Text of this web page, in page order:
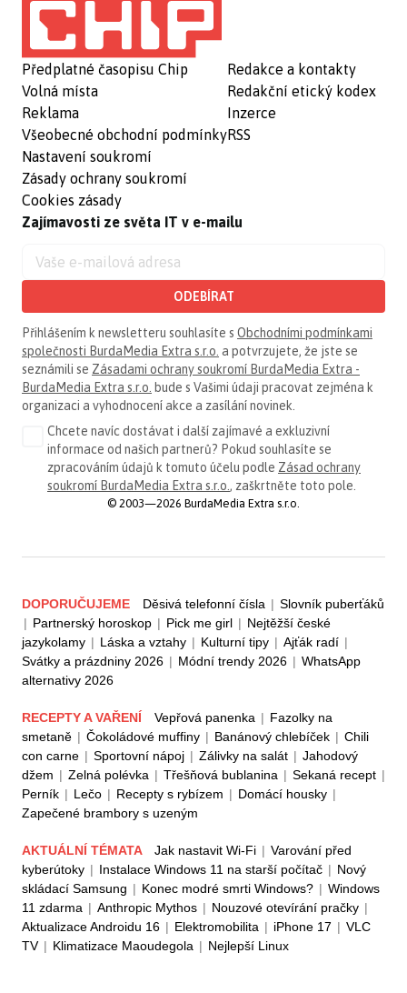
Předplatné časopisu Chip
Volná místa
Reklama
Všeobecné obchodní podmínky
Nastavení soukromí
Zásady ochrany soukromí
Cookies zásady
Redakce a kontakty
Redakční etický kodex
Inzerce
RSS
Zajímavosti ze světa IT v e-mailu
ODEBÍRAT
Přihlášením k newsletteru souhlasíte s Obchodními podmínkami
společnosti BurdaMedia Extra s.r.o. a potvrzujete, že jste se
seznámili se Zásadami ochrany soukromí BurdaMedia Extra -
BurdaMedia Extra s.r.o. bude s Vašimi údaji pracovat zejména k
organizaci a vyhodnocení akce a zasílání novinek.
Chcete navíc dostávat i další zajímavé a exkluzivní
informace od našich partnerů? Pokud souhlasíte se
zpracováním údajů k tomuto účelu podle Zásad ochrany
soukromí BurdaMedia Extra s.r.o., zaškrtněte toto pole.
© 2003—2026 BurdaMedia Extra s.r.o.
DOPORUČUJEME Děsivá telefonní čísla | Slovník puberťáků
| Partnerský horoskop | Pick me girl | Nejtěžší české
jazykolamy | Láska a vztahy | Kulturní tipy | Ajťák radí |
Svátky a prázdniny 2026 | Módní trendy 2026 | WhatsApp
alternativy 2026
RECEPTY A VAŘENÍ Vepřová panenka | Fazolky na
smetaně | Čokoládové muffiny | Banánový chlebíček | Chili
con carne | Sportovní nápoj | Zálivky na salát | Jahodový
džem | Zelná polévka | Třešňová bublanina | Sekaná recept |
Perník | Lečo | Recepty s rybízem | Domácí housky |
Zapečené brambory s uzeným
AKTUÁLNÍ TÉMATA Jak nastavit Wi-Fi | Varování před
kyberútoky | Instalace Windows 11 na starší počítač | Nový
skládací Samsung | Konec modré smrti Windows? | Windows
11 zdarma | Anthropic Mythos | Nouzové otevírání pračky |
Aktualizace Androidu 16 | Elektromobilita | iPhone 17 | VLC
TV | Klimatizace Maoudegola | Nejlepší Linux